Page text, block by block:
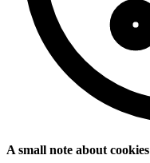
A small note about cookies